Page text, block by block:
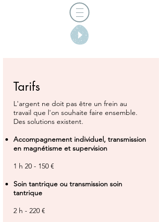
Tarifs
L'argent ne doit pas être un frein au
travail que l'on souhaite faire ensemble.
Des solutions existent.
Accompagnement individuel, transmission
en magnétisme et supervision
1 h 20 - 150 €
Soin tantrique ou transmission soin
tantrique
2 h - 220 €